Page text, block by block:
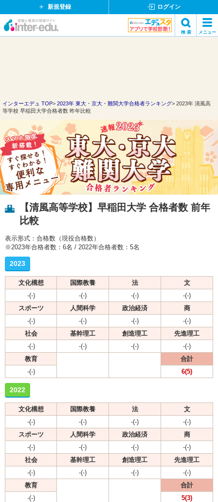
新規登録 ログイン
イ
ド
ッ
ト
コ
ム
検 索 メニュー
インターエデュ TOP 2023年 東大・京大・難関大学合格者ランキング
2023年 清風高
等学校 早稲田大学合格者数 昨年比較
【清風高等学校】早稲田大学 合格者数 前年
比較
表示形式：合格数（現役合格数）
※2023年合格者数：6名 / 2022年合格者数：5名
2023
文化構想 国際教養 法
文
-(-)
-(-) -(-)
-(-)
スポーツ
人間科学 政治経済
商
-(-)
-(-) -(-)
-(-)
社会
基幹理工 創造理工
先進理工
-(-)
-(-) -(-)
-(-)
教育
合計
-(-)
6(5)
2022
文化構想 国際教養 法
文
-(-)
-(-) -(-)
-(-)
スポーツ
人間科学 政治経済
商
-(-)
-(-) -(-)
-(-)
社会
基幹理工 創造理工
先進理工
-(-)
-(-) -(-)
-(-)
教育
合計
-(-)
5(3)